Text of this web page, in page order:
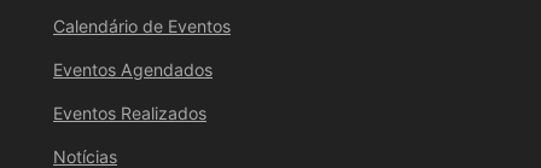
Calendário de Eventos
Eventos Agendados
Eventos Realizados
Notícias